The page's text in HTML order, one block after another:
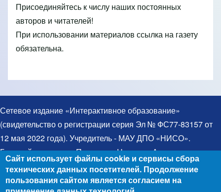
Присоединяйтесь к числу наших постоянных
авторов и читателей!
При использовании материалов ссылка на газету
обязательна.
Сетевое издание «Интерактивное образование»
(свидетельство о регистрации серия Эл № ФС77-83157 от
12 мая 2022 года). Учредитель - МАУ ДПО «НИСО».
Главный редактор – Протченко Надежда Александровна.
Телефон: 8(383)314-03-03. Электронная почта:
egida@yandex.ru. При использовании материалов ссылка
Сайт использует файлы cookie и сервисы сбора
технических данных посетителей. Продолжение
пользования сайтом является согласием на